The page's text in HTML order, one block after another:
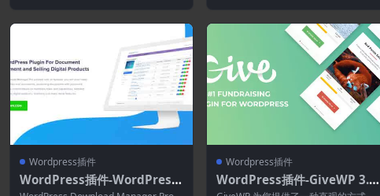
Wordpress插件
WordPress插件-WordPress
Wordpress插件
WordPress插件-GiveWP 3.1